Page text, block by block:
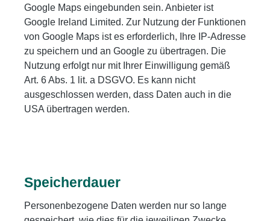
Google Maps eingebunden sein. Anbieter ist
Google Ireland Limited. Zur Nutzung der Funktionen
von Google Maps ist es erforderlich, Ihre IP-Adresse
zu speichern und an Google zu übertragen. Die
Nutzung erfolgt nur mit Ihrer Einwilligung gemäß
Art. 6 Abs. 1 lit. a DSGVO. Es kann nicht
ausgeschlossen werden, dass Daten auch in die
USA übertragen werden.
Speicherdauer
Personenbezogene Daten werden nur so lange